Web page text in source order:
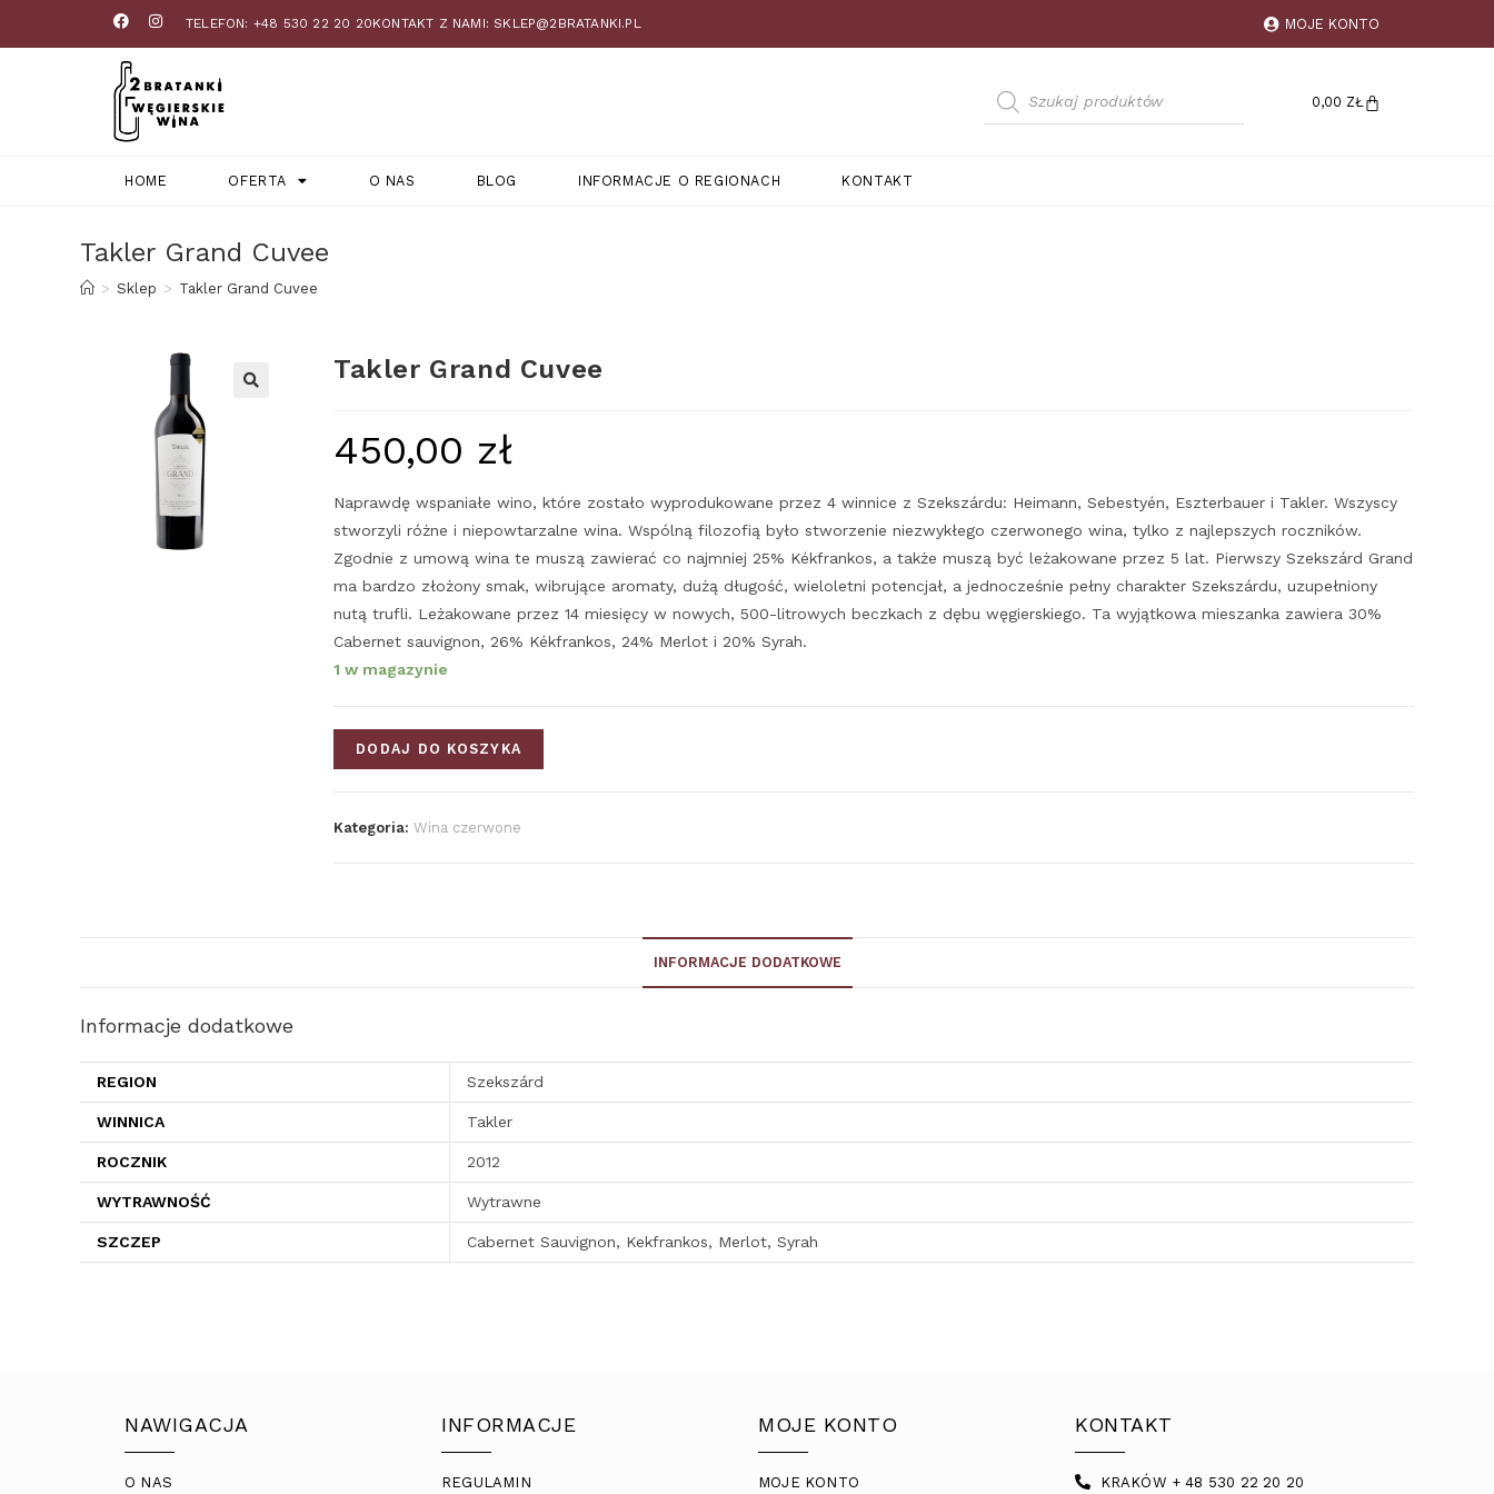
TELEFON: +48 530 22 20 20KONTAKT Z NAMI: SKLEP@2BRATANKI.PL MOJE KONTO
0,00 ZŁ
HOME OFERTA O NAS BLOG INFORMACJE O REGIONACH KONTAKT
Takler Grand Cuvee
> Sklep > Takler Grand Cuvee
Takler Grand Cuvee
450,00 zł
Naprawdę wspaniałe wino, które zostało wyprodukowane przez 4 winnice z Szekszárdu: Heimann, Sebestyén, Eszterbauer i Takler. Wszyscy
stworzyli różne i niepowtarzalne wina. Wspólną filozofią było stworzenie niezwykłego czerwonego wina, tylko z najlepszych roczników.
Zgodnie z umową wina te muszą zawierać co najmniej 25% Kékfrankos, a także muszą być leżakowane przez 5 lat. Pierwszy Szekszárd Grand
ma bardzo złożony smak, wibrujące aromaty, dużą długość, wieloletni potencjał, a jednocześnie pełny charakter Szekszárdu, uzupełniony
nutą trufli. Leżakowane przez 14 miesięcy w nowych, 500-litrowych beczkach z dębu węgierskiego. Ta wyjątkowa mieszanka zawiera 30%
Cabernet sauvignon, 26% Kékfrankos, 24% Merlot i 20% Syrah.
1 w magazynie
DODAJ DO KOSZYKA
Kategoria: Wina czerwone
INFORMACJE DODATKOWE
Informacje dodatkowe
REGION Szekszárd
WINNICA Takler
ROCZNIK 2012
WYTRAWNOŚĆ Wytrawne
SZCZEP Cabernet Sauvignon, Kekfrankos, Merlot, Syrah
NAWIGACJA
O NAS
INFORMACJE
REGULAMIN
MOJE KONTO
MOJE KONTO
KONTAKT
KRAKÓW + 48 530 22 20 20